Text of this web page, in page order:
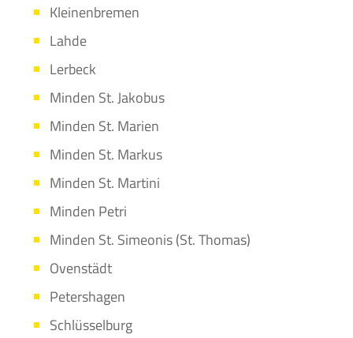
Kleinenbremen
Lahde
Lerbeck
Minden St. Jakobus
Minden St. Marien
Minden St. Markus
Minden St. Martini
Minden Petri
Minden St. Simeonis (St. Thomas)
Ovenstädt
Petershagen
Schlüsselburg